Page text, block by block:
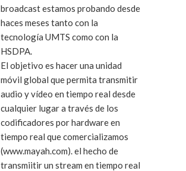
broadcast estamos probando desde
haces meses tanto con la
tecnología UMTS como con la
HSDPA.
El objetivo es hacer una unidad
móvil global que permita transmitir
audio y vídeo en tiempo real desde
cualquier lugar a través de los
codificadores por hardware en
tiempo real que comercializamos
(www.mayah.com). el hecho de
transmiitir un stream en tiempo real